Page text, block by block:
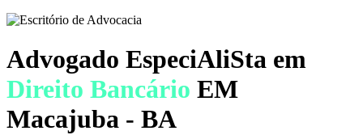
Advogado EspeciAliSta em
Direito Bancário EM
Macajuba - BA